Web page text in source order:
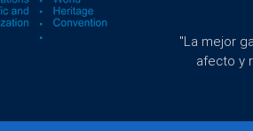
"La mejor
afecto y